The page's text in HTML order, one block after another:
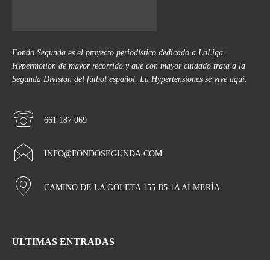
Fondo Segunda es el proyecto periodístico dedicado a LaLiga
Hypermotion de mayor recorrido y que con mayor cuidado trata a la
Segunda División del fútbol español. La Hypertensiones se vive aquí.
661 187 069
INFO@FONDOSEGUNDA.COM
CAMINO DE LA GOLETA 155 B5 1A ALMERÍA
ÚLTIMAS ENTRADAS